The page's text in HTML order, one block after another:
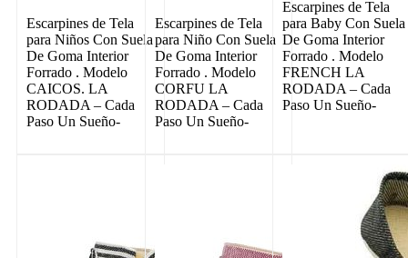
Escarpines de Tela
para Niños Con Suela
De Goma Interior
Forrado . Modelo
CAICOS. LA
RODADA – Cada
Paso Un Sueño-
Escarpines de Tela
para Niño Con Suela
De Goma Interior
Forrado . Modelo
CORFU LA
RODADA – Cada
Paso Un Sueño-
Escarpines de Tela
para Baby Con Suela
De Goma Interior
Forrado . Modelo
FRENCH LA
RODADA – Cada
Paso Un Sueño-